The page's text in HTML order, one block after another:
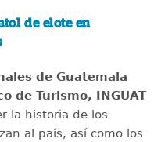
de elote en
de Guatemala
de Turismo, INGUAT
la historia de los
al país, así como los